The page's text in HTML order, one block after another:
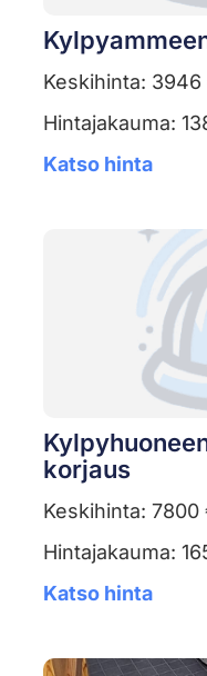
Keskihinta: 3946
Hintajakauma:
Katso hinta
korjaus
Keskihinta: 7800
Hintajakauma:
Katso hinta